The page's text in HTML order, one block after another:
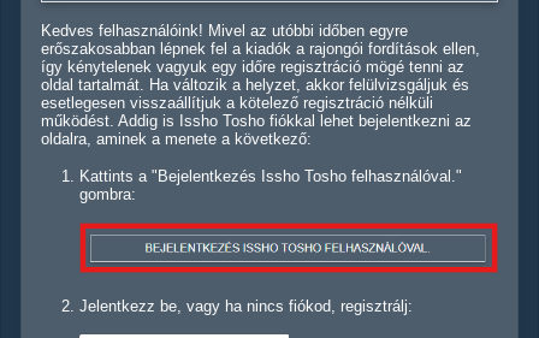
Kedves felhasználóink! Mivel az utóbbi időben egyre
erőszakosabban lépnek fel a kiadók a rajongói fordítások ellen,
így kénytelenek vagyuk egy időre regisztráció mögé tenni az
oldal tartalmát. Ha változik a helyzet, akkor felülvizsgáljuk és
esetlegesen visszaállítjuk a kötelező regisztráció nélküli
működést. Addig is Issho Tosho fiókkal lehet bejelentkezni az
oldalra, aminek a menete a következő:
Kattints a "Bejelentkezés Issho Tosho felhasználóval."
gombra:
Jelentkezz be, vagy ha nincs fiókod, regisztrálj: